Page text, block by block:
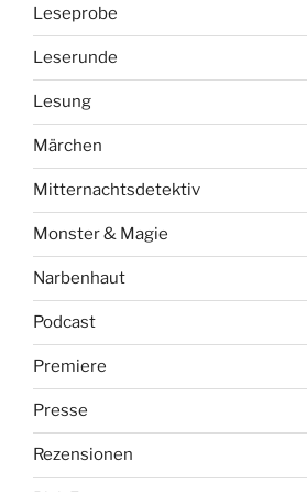
Leseprobe
Leserunde
Lesung
Märchen
Mitternachtsdetektiv
Monster & Magie
Narbenhaut
Podcast
Premiere
Presse
Rezensionen